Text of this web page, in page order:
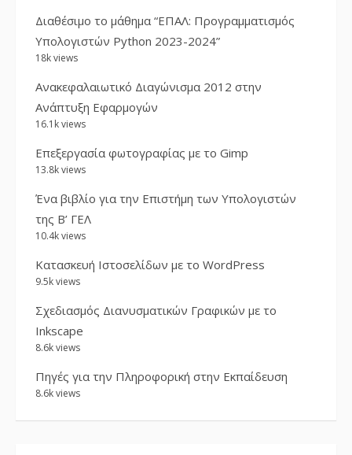
Διαθέσιμο το μάθημα “ΕΠΑΛ: Προγραμματισμός
Υπολογιστών Python 2023-2024”
18k views
Ανακεφαλαιωτικό Διαγώνισμα 2012 στην
Ανάπτυξη Εφαρμογών
16.1k views
Επεξεργασία φωτογραφίας με το Gimp
13.8k views
Ένα βιβλίο για την Επιστήμη των Υπολογιστών
της Β’ ΓΕΛ
10.4k views
Κατασκευή Ιστοσελίδων με το WordPress
9.5k views
Σχεδιασμός Διανυσματικών Γραφικών με το
Inkscape
8.6k views
Πηγές για την Πληροφορική στην Εκπαίδευση
8.6k views